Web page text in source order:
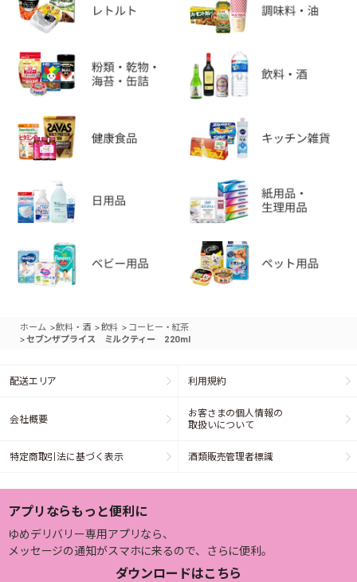
ホーム >飲料・酒 >飲料 > コーヒー・紅茶
>セブンザプライス ミルクティー 220ml
配送エリア 利用規約
会社概要
お客さまの個人情報の
取扱いについて
特定商取引法に基づく表示 酒類販売管理者標識
アプリならもっと便利に
ゆめデリバリー専用アプリなら、
メッセージの通知がスマホに来るので、さらに便利。
ダウンロードはこちら